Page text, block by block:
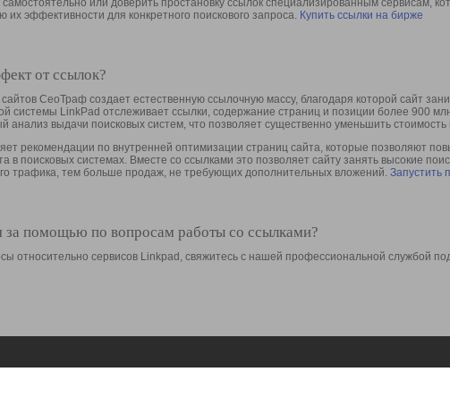
или доверить простановку ссылок специализированным сервисам,
их эффективности для конкретного поискового запроса. Купить ссылки на бирже
от ссылок?
СеоТраф создает естественную ссылочную массу, благодаря которой сайт
системы LinkPad отслеживает ссылки, содержание страниц и позиции более 900
анализ выдачи поисковых систем, что позволяет существенно уменьшить стоимость
рекомендации по внутренней оптимизации страниц сайта, которые позволяют
в поисковых системах. Вместе со ссылками это позволяет сайту занять высокие
трафика, тем больше продаж, не требующих дополнительных вложений. Запустить
за помощью по вопросам работы со ссылками?
относительно сервисов Linkpad, свяжитесь с нашей профессиональной службой